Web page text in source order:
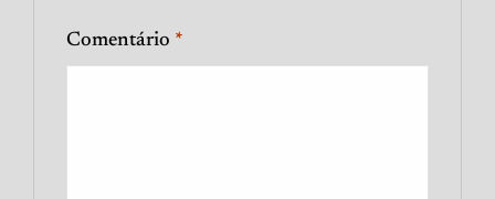
Comentário *